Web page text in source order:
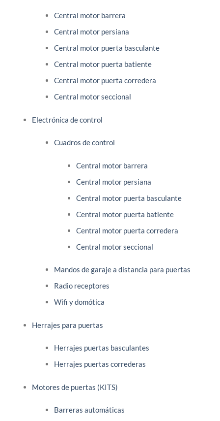
Central motor barrera
Central motor persiana
Central motor puerta basculante
Central motor puerta batiente
Central motor puerta corredera
Central motor seccional
Electrónica de control
Cuadros de control
Central motor barrera
Central motor persiana
Central motor puerta basculante
Central motor puerta batiente
Central motor puerta corredera
Central motor seccional
Mandos de garaje a distancia para puertas
Radio receptores
Wifi y domótica
Herrajes para puertas
Herrajes puertas basculantes
Herrajes puertas correderas
Motores de puertas (KITS)
Barreras automáticas